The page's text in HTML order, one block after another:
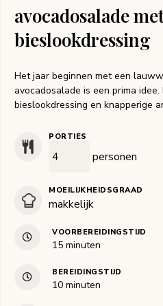
avocadosalade
bieslookdressing
Het jaar beginnen met een
avocadosalade is een prima
bieslookdressing en knapperige
PORTIES
personen
MOEILIJKHEIDSGRAAD
makkelijk
VOORBEREIDINGSTIJD
15minuten
minuten
BEREIDINGSTIJD
10minuten
minuten